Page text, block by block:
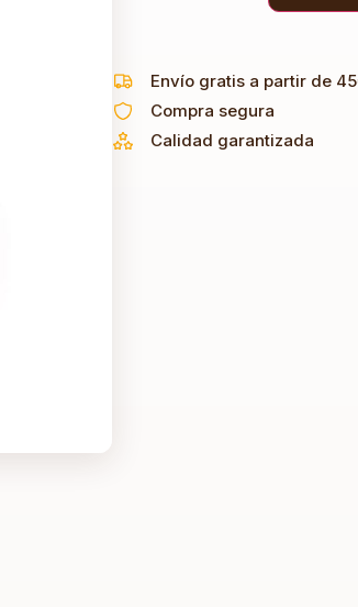
Envío gratis a partir de
Compra segura
Calidad garantizada